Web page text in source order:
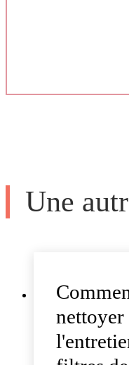
Une
nettoyer